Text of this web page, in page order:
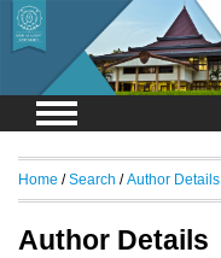
Home /Search /Author Details
Author Details